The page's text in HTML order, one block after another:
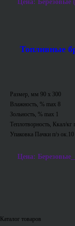
Цена: Березовые
Топливные
Размер, мм 90 х 300
Влажность, % max 8
Зольность, % max 1
Теплотворность, Ккал/кг
Упаковка Пачки п/э
Цена:
Каталог товаров